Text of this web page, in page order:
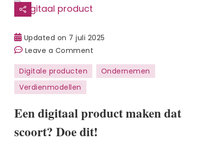
Updated on 7 juli 2025
Leave a Comment
Een
digitaal
dat
scoort?
Doe
Digitale producten
Ondernemen
Verdienmodellen
Een digitaal product maken dat
scoort? Doe dit!